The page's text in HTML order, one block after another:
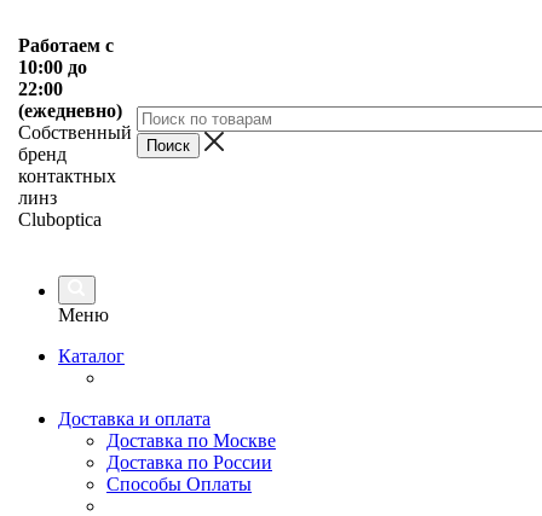
Работаем с
10:00 до
22:00
(ежедневно)
Собственный
бренд
контактных
линз
Cluboptica
Меню
Каталог
Доставка и оплата
Доставка по Москве
Доставка по России
Способы Оплаты